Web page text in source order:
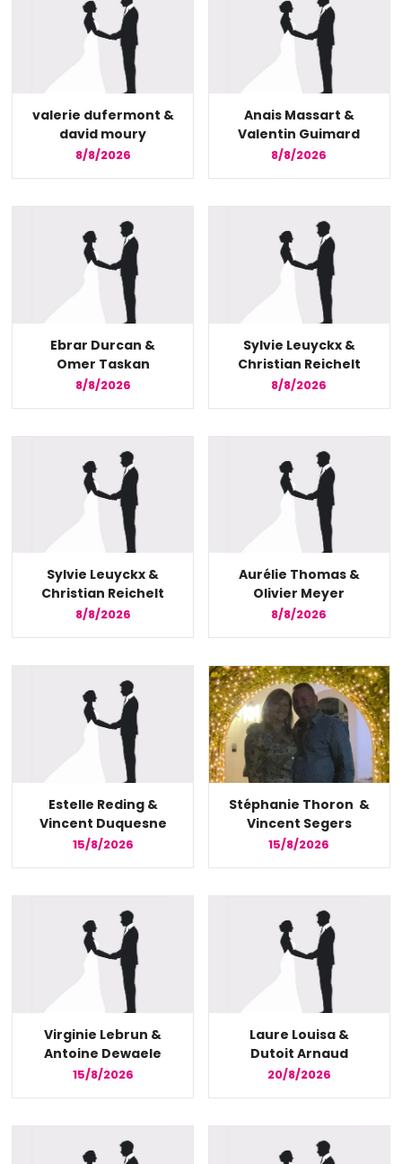
valerie dufermont &
david moury
8/8/2026
Anais Massart &
Valentin Guimard
8/8/2026
Ebrar Durcan &
Omer Taskan
8/8/2026
Sylvie Leuyckx &
Christian Reichelt
8/8/2026
Sylvie Leuyckx &
Christian Reichelt
8/8/2026
Aurélie Thomas &
Olivier Meyer
8/8/2026
Estelle Reding &
Vincent Duquesne
15/8/2026
Stéphanie Thoron &
Vincent Segers
15/8/2026
Virginie Lebrun &
Antoine Dewaele
15/8/2026
Laure Louisa &
Dutoit Arnaud
20/8/2026